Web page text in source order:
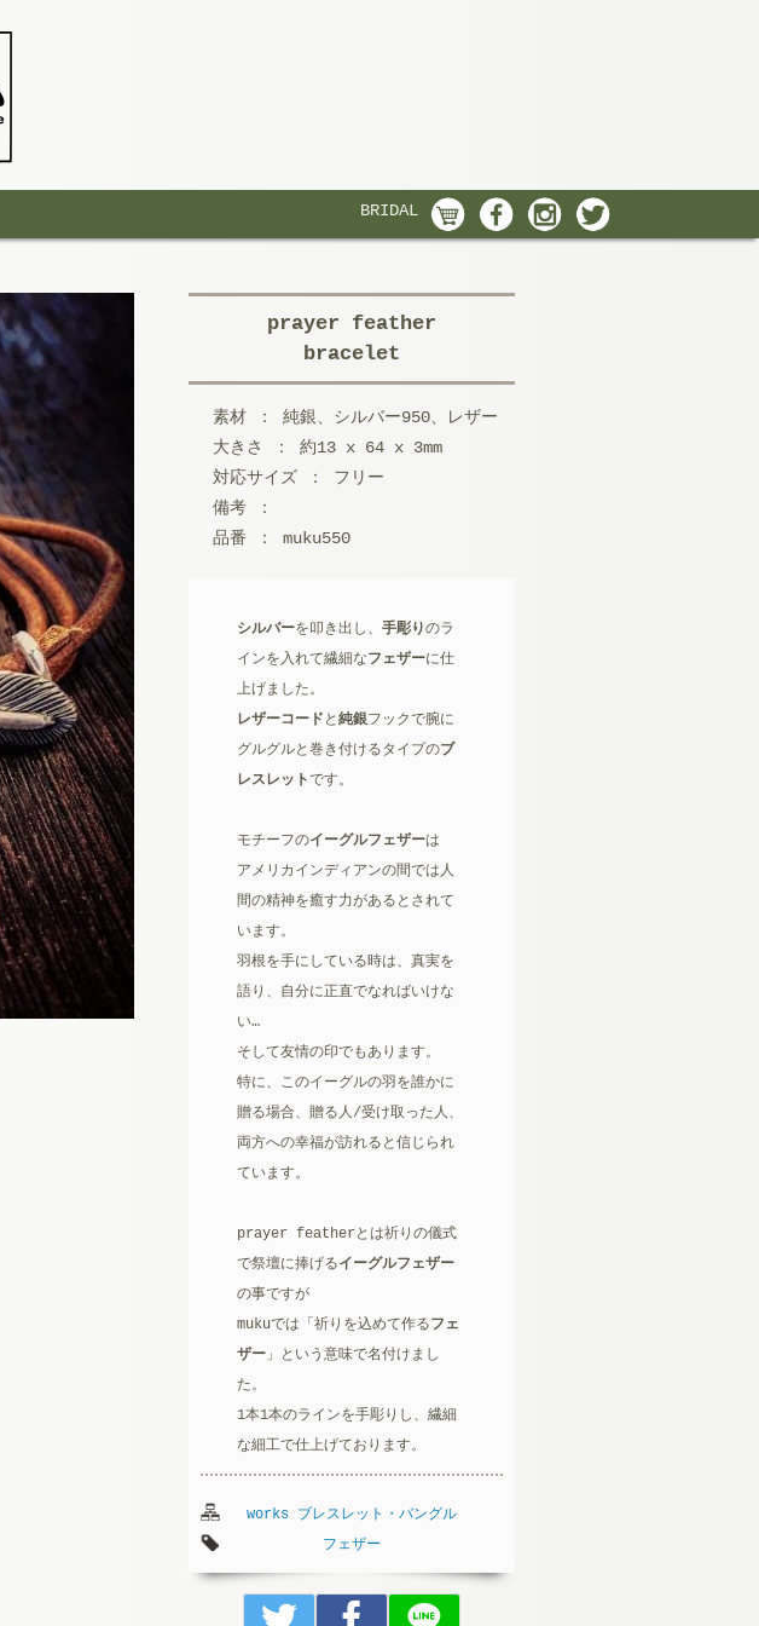
BRIDAL
prayer feather
bracelet
素材 ： 純銀、シルバー950、レザー
大きさ ： 約13 x 64 x 3mm
対応サイズ ： フリー
備考 ：
品番 ： muku550
シルバーを叩き出し、 手彫りのラ
インを入れて繊細なフェザーに仕
上げました。
レザーコード と純銀フックで腕に
グルグルと巻き付けるタイプのブ
レスレットです。
モチーフのイーグルフェザーは
アメリカインディアンの間では人
間の精神を癒す力があるとされて
います。
羽根を手にしている時は、真実を
語り、自分に正直でなればいけな
い…
そして友情の印でもあります。
特に、このイーグルの羽を誰かに
贈る場合、贈る人/受け取った人、
両方への幸福が訪れると信じられ
ています。
prayer featherとは祈りの儀式
で祭壇に捧げるイーグルフェザー
の事ですが
mukuでは「祈りを込めて作るフェ
ザー」という意味で名付けまし
た。
1本1本のラインを手彫りし、繊細
な細工で仕上げております。
works ブレスレット・バングル
フェザー